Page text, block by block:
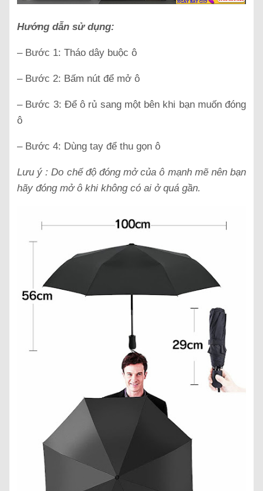
Hướng dẫn sử dụng:
– Bước 1: Tháo dây buộc ô
– Bước 2: Bấm nút để mở ô
– Bước 3: Để ô rủ sang một bên khi bạn muốn đóng
ô
– Bước 4: Dùng tay để thu gọn ô
Lưu ý : Do chế độ đóng mở của ô mạnh mẽ nên bạn
hãy đóng mở ô khi không có ai ở quá gần.